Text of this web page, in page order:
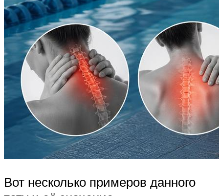
Вот несколько примеров данного